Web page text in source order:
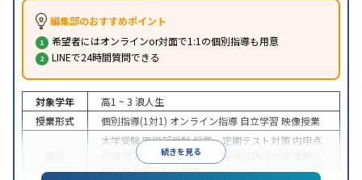
編集部のおすすめポイント
希望者にはオンラインor対面で1:1の個別指導も用意
LINEで24時間質問できる
続きを見る
対象学年 高1 ~ 3 浪人生
授業形式
個別指導(1対1) オンライン指導 自立学習 映像授業
大学受験医学部受験授業・定期テスト対策 内申点
学習習慣の定着 総合型選抜(旧AO)対策
試対策学校別特化対策